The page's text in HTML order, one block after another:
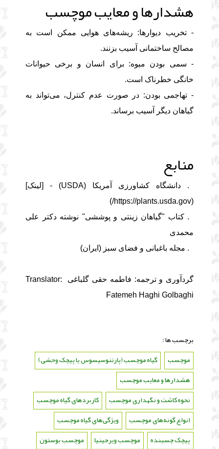
هشدارها و معایب موچسب
- تخریب دیوارها: ریشه‌های هوایی ممکن است به
مصالح ساختمانی آسیب بزنند.
- سمی بودن میوه: برای انسان و برخی حیوانات
خانگی خطرناک است.
- تهاجمی بودن: در صورت عدم کنترل، می‌تواند به
گیاهان دیگر آسیب برساند.
منابع
1. دانشگاه کشاورزی آمریکا (USDA) - [لینک]
(https://plants.usda.gov/)
2. کتاب "گیاهان زینتی و پوششی" نوشته دکتر علی
محمدی
گردآوری و ترجمه: فاطمه حقی گلباغی Translator:
Fatemeh Haghi Golbaghi
برچسب ها :
موچسب
گیاه موچسب (پارتنوسیسوس یا پیچک وحشی)
هشدارها و معایب موچسب
نحوه کاشت و نگهداری موچسب
کاربردهای گیاه موچسب
انواع گونه‌های موچسب
ویژگی‌های گیاه موچسب
پیچک چسبنده
موچسب ویرجینیا موچسب بوستون